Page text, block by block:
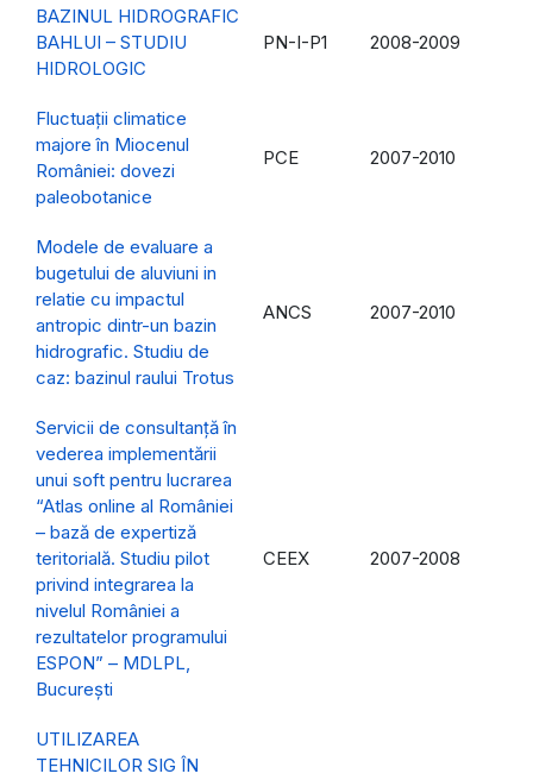
BAZINUL HIDROGRAFIC
BAHLUI – STUDIU
HIDROLOGIC
PN-I-P1 2008-2009
Fluctuații climatice
majore în Miocenul
României: dovezi
paleobotanice
PCE 2007-2010
Modele de evaluare a
bugetului de aluviuni in
relatie cu impactul
antropic dintr-un bazin
hidrografic. Studiu de
caz: bazinul raului Trotus
ANCS 2007-2010
Servicii de consultanţă în
vederea implementării
unui soft pentru lucrarea
“Atlas online al României
– bază de expertiză
teritorială. Studiu pilot
privind integrarea la
nivelul României a
rezultatelor programului
ESPON” – MDLPL,
Bucureşti
CEEX 2007-2008
UTILIZAREA
TEHNICILOR SIG ÎN